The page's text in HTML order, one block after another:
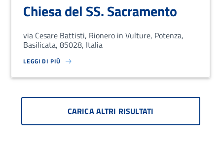
Chiesa del SS. Sacramento
via Cesare Battisti, Rionero in Vulture, Potenza,
Basilicata, 85028, Italia
LEGGI DI PIÙ
SU LOREM IPSUM DOLOR SIT AMET, CONSECTETUR ADIPISCING
CARICA ALTRI RISULTATI